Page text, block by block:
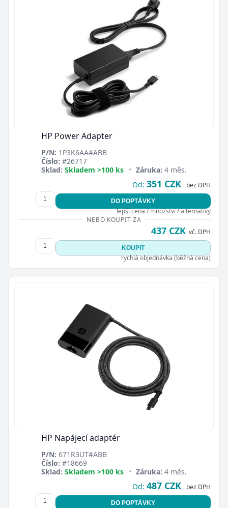
HP Power Adapter
P/N: 1P3K6AA#ABB
Číslo: #26717
Sklad: Skladem >100 ks • Záruka: 4 měs.
Od: 351 CZK bez DPH
DO POPTÁVKY
lepší cena / množství / alternativy
NEBO KOUPIT ZA
437 CZK vč. DPH
KOUPIT
rychlá objednávka (běžná cena)
HP Napájecí adaptér
P/N: 671R3UT#ABB
Číslo: #18669
Sklad: Skladem >100 ks • Záruka: 4 měs.
Od: 487 CZK bez DPH
DO POPTÁVKY